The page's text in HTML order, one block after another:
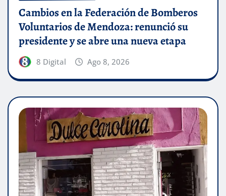
Cambios en la Federación de Bomberos
Voluntarios de Mendoza: renunció su
presidente y se abre una nueva etapa
8 Digital Ago 8, 2026